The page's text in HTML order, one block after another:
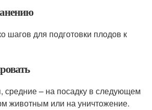
шагов для подготовки плодов к
средние – на посадку в следующем
животным или на уничтожение.